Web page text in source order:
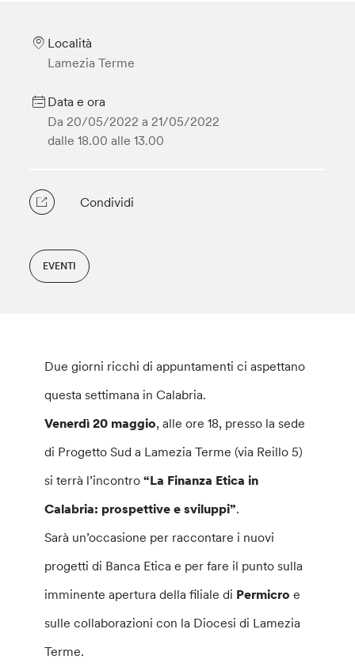
Località
Lamezia Terme
Data e ora
Da 20/05/2022 a 21/05/2022
dalle 18.00 alle 13.00
Condividi
EVENTI
Due giorni ricchi di appuntamenti ci aspettano
questa settimana in Calabria.
Venerdì 20 maggio, alle ore 18, presso la sede
di Progetto Sud a Lamezia Terme (via Reillo 5)
si terrà l’incontro “La Finanza Etica in
Calabria: prospettive e sviluppi”.
Sarà un’occasione per raccontare i nuovi
progetti di Banca Etica e per fare il punto sulla
imminente apertura della filiale di Permicroe
sulle collaborazioni con la Diocesi di Lamezia
Terme.